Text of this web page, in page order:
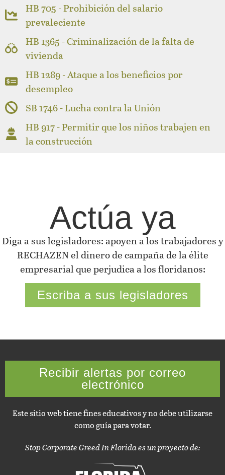
HB 705 - Prohibición del salario
prevaleciente
HB 1365 - Criminalización de la falta de
vivienda
HB 1289 - Ataque a los beneficios por
desempleo
SB 1746 - Lucha contra la Unión
HB 917 - Permitir que los niños trabajen en
la construcción
Actúa ya
Diga a sus legisladores: apoyen a los trabajadores y
RECHAZEN el dinero de campaña de la élite
empresarial que perjudica a los floridanos:
Escriba a sus legisladores
Recibir alertas por correo
electrónico
Este sitio web tiene fines educativos y no debe utilizarse
como guía para votar.
Stop Corporate Greed In Florida es un proyecto de: